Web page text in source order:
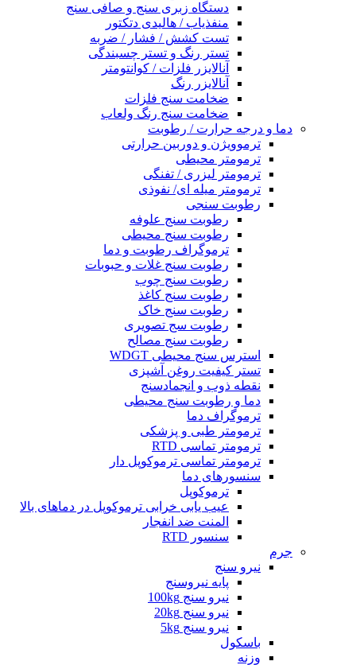
دستگاه زبری سنج و صافی سنج
منفذیاب / هالیدی دتکتور
تست کشش / فشار / ضربه
تستر رنگ و تستر چسبندگی
آنالایزر فلزات / کوانتومتر
آنالایزر رنگ
ضخامت سنج فلزات
ضخامت سنج رنگ ولعاب
دما و درجه حرارت / رطوبت
ترموویژن و دوربین حرارتی
ترمومتر محیطی
ترمومتر لیزری / تفنگی
ترمومتر میله ای/ نفوذی
رطوبت سنجی
رطوبت سنج علوفه
رطوبت سنج محیطی
ترموگراف رطوبت و دما
رطوبت سنج غلات و حبوبات
رطوبت سنج چوب
رطوبت سنج کاغذ
رطوبت سنج خاک
رطوبت سج تصویری
رطوبت سنج مصالح
استرس سنج محیطی WDGT
تستر کیفیت روغن آشپزی
نقطه ذوب و انجمادسنج
دما و رطوبت سنج محیطی
ترموگراف دما
ترمومتر طبی و پزشکی
ترمومتر تماسی RTD
ترمومتر تماسی ترموکوپل دار
سنسورهای دما
ترموکوپل
عیب یابی خرابی ترموکوپل در دماهای بالا
المنت ضد انفجار
سنسور RTD
جرم
نیرو سنج
پایه نیروسنج
نیرو سنج 100kg
نیرو سنج 20kg
نیرو سنج 5kg
باسکول
وزنه